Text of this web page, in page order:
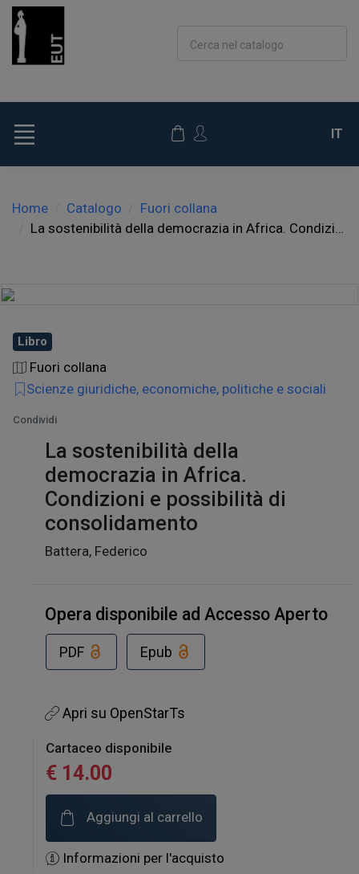
Cerca nel catalogo
IT
Home Catalogo
Fuori collana
La sostenibilità della democrazia in Africa. Condizioni e possibilità di consolidamento
Libro
Fuori collana
Scienze giuridiche, economiche, politiche e sociali
Condividi
La sostenibilità della
democrazia in Africa.
Condizioni e possibilità di
consolidamento
Battera, Federico
Opera disponibile ad Accesso Aperto
PDF Epub
Apri su OpenStarTs
Cartaceo disponibile
€ 14.00
Aggiungi al carrello
Informazioni per l'acquisto